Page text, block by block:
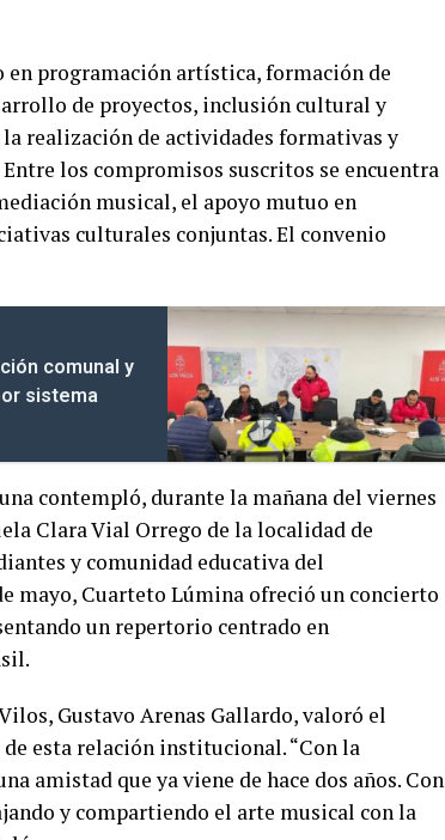
en programación artística, formación de
de proyectos, inclusión cultural y
realización de actividades formativas y
los compromisos suscritos se encuentra
musical, el apoyo mutuo en
culturales conjuntas. El convenio
comunal y
sistema
contempló, durante la mañana del viernes
Clara Vial Orrego de la localidad de
y comunidad educativa del
mayo, Cuarteto Lúmina ofreció un concierto
un repertorio centrado en
Gustavo Arenas Gallardo, valoró el
esta relación institucional. “Con la
amistad que ya viene de hace dos años. Con
y compartiendo el arte musical con la